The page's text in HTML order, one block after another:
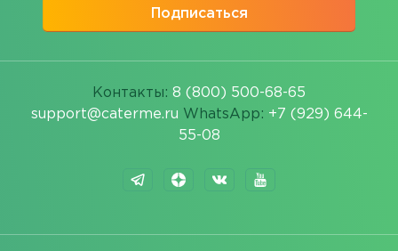
Подписаться
Контакты: 8 (800) 500-68-65
support@caterme.ru WhatsApp: +7 (929) 644-
55-08